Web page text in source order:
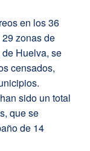
en los 36
zonas de
Huelva, se
censados,
sido un total
que se
de 14